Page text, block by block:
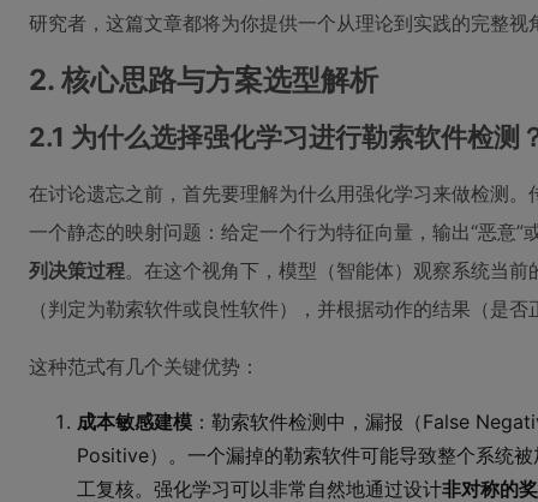
研究者，这篇文章都将为你提供一个从理论到实践的完整视
2. 核心思路与方案选型解析
2.1 为什么选择强化学习进行勒索软件检测
在讨论遗忘之前，首先要理解为什么用强化学习来做检测
一个静态的映射问题：给定一个行为特征向量，输出“恶意”
列决策过程。在这个视角下，模型（智能体）观察系统当
（判定为勒索软件或良性软件），并根据动作的结果（是
这种范式有几个关键优势：
成本敏感建模 ：勒索软件检测中，漏报（False
Positive）。一个漏掉的勒索软件可能导致整个系统
工复核。强化学习可以非常自然地通过设计非对称的